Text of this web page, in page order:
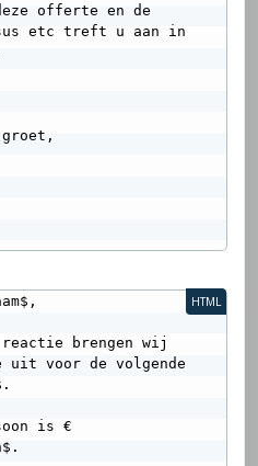
offerte en de
etc treft u aan in
reactie brengen wij
uit voor de volgende
is €
HTML